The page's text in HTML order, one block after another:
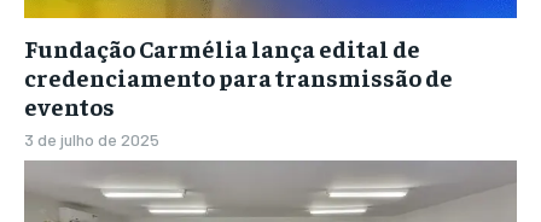
Fundação Carmélia lança edital de
credenciamento para transmissão de
eventos
3 de julho de 2025